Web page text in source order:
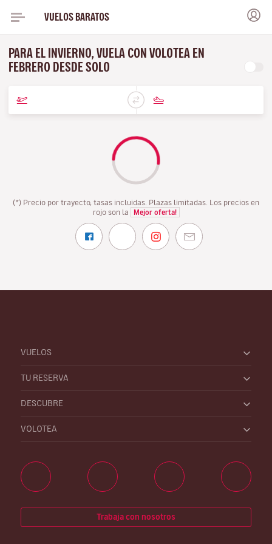
VUELOS BARATOS
PARA EL INVIERNO, VUELA CON VOLOTEA EN
FEBRERO DESDE SOLO
(*) Precio por trayecto, tasas incluidas. Plazas limitadas. Los precios en
rojo son la
Mejor oferta!
VUELOS
TU RESERVA
DESCUBRE
VOLOTEA
Trabaja con nosotros